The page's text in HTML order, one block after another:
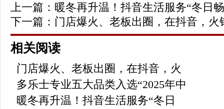
上一篇： 暖冬再升温！抖音生活服务“冬日
下一篇： 门店爆火、老板出圈，在抖音，
相关阅读
门店爆火、老板出圈，在抖音，火
多乐士专业五大品类入选“2025年中
暖冬再升温！抖音生活服务“冬日